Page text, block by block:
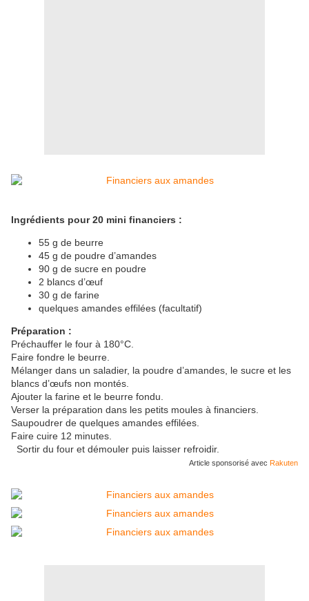
Ingrédients pour 20 mini financiers :
55 g de beurre
45 g de poudre d’amandes
90 g de sucre en poudre
2 blancs d’œuf
30 g de farine
quelques amandes effilées (facultatif)
Préparation :
Préchauffer le four à 180°C.
Faire fondre le beurre.
Mélanger dans un saladier, la poudre d’amandes, le sucre et les
blancs d’œufs non montés.
Ajouter la farine et le beurre fondu.
Verser la préparation dans les petits moules à financiers.
Saupoudrer de quelques amandes effilées.
Faire cuire 12 minutes.
Sortir du four et démouler puis laisser refroidir.
Article sponsorisé avec Rakuten